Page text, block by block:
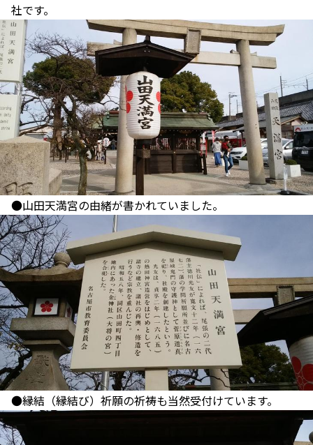
社です。
●山田天満宮の由緒が書かれていました。
●縁結（縁結び）祈願の祈祷も当然受付けています。